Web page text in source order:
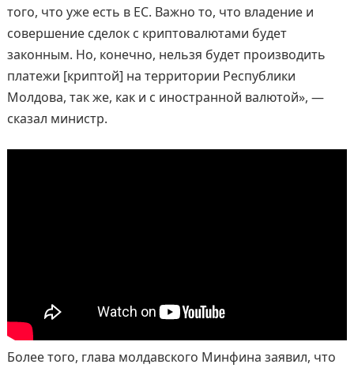
того, что уже есть в ЕС. Важно то, что владение и
совершение сделок с криптовалютами будет
законным. Но, конечно, нельзя будет производить
платежи [криптой] на территории Республики
Молдова, так же, как и с иностранной валютой», —
сказал министр.
Более того, глава молдавского Минфина заявил, что